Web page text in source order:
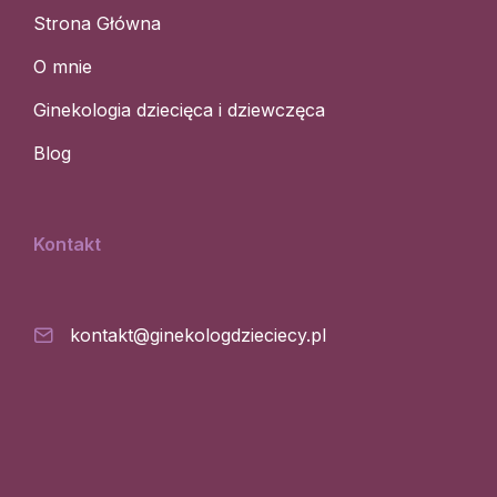
Strona Główna
O mnie
Ginekologia dziecięca i dziewczęca
Blog
Kontakt
kontakt@ginekologdzieciecy.pl